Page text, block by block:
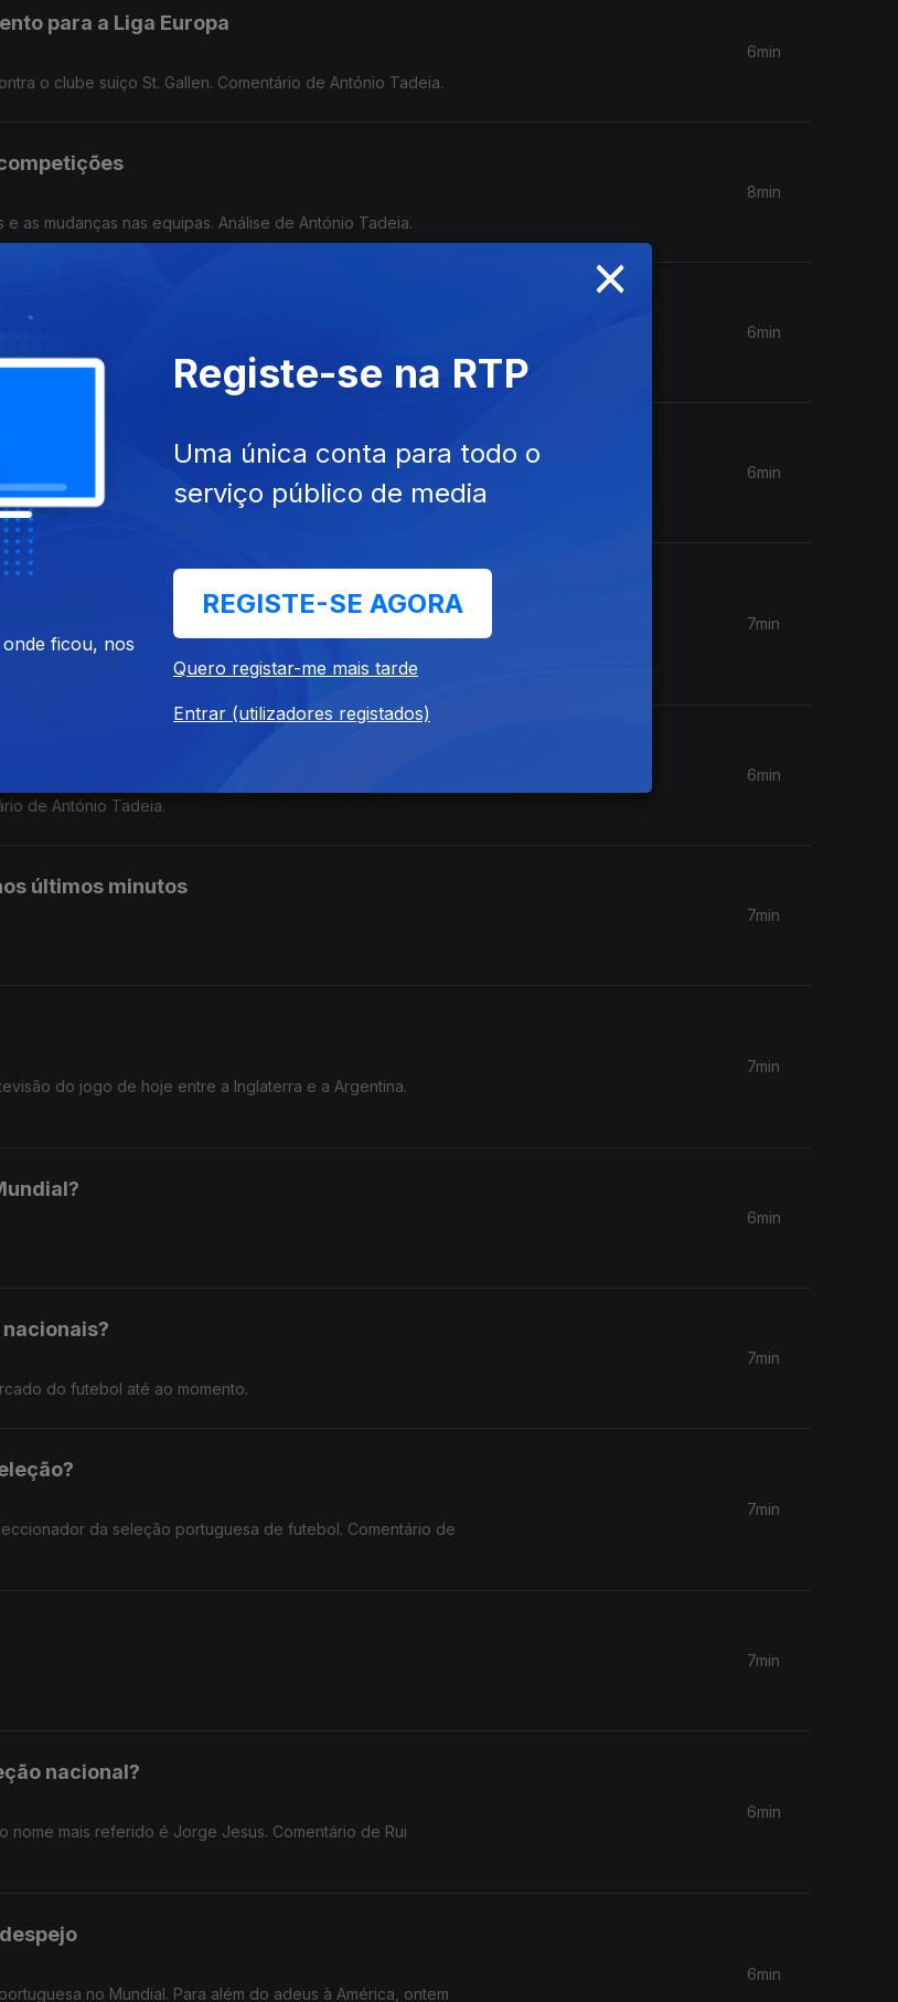
para a Liga Europa
o clube suiço St. Gallen. Comentário de António Tadeia.
6min
as mudanças nas equipas. Análise de António Tadeia.
8min
6min
do campeonato que acabou no domingo.
6min
da seleção espanhola sobre a Argentina. Comentário de
7min
de António Tadeia.
6min
últimos minutos
7min
do jogo de hoje entre a Inglaterra e a Argentina.
7min
6min
do futebol até ao momento.
7min
da seleção portuguesa de futebol. Comentário de
7min
7min
nacional?
nome mais referido é Jorge Jesus. Comentário de Rui
6min
no Mundial. Para além do adeus à América, ontem
6min
×
ficou, nos
Registe-se na RTP
Uma única conta para todo o
serviço público de media
REGISTE-SE AGORA
Quero registar-me mais tarde
Entrar (utilizadores registados)